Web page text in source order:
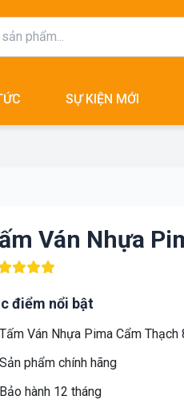
SỰ KIỆN MỚI
Ván Nhựa
điểm nổi bật
Tấm Ván Nhựa Pima Cẩm Thạch
Sản phẩm chính hãng
Bảo hành 12 tháng